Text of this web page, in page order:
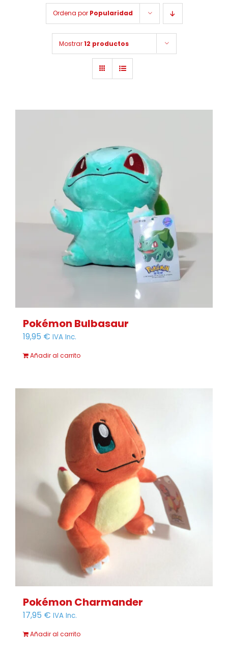
Ordena por Popularidad
Mostrar12 productos
Pokémon Bulbasaur
19,95 € IVA Inc.
Añadir al carrito
Pokémon Charmander
17,95 € IVA Inc.
Añadir al carrito